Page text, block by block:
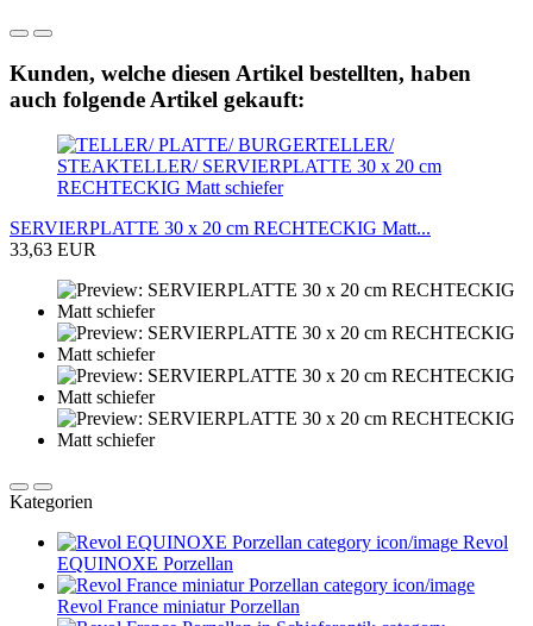
Kunden, welche diesen Artikel bestellten, haben
auch folgende Artikel gekauft:
SERVIERPLATTE 30 x 20 cm RECHTECKIG Matt...
33,63 EUR
Kategorien
Revol
EQUINOXE Porzellan
Revol France miniatur Porzellan